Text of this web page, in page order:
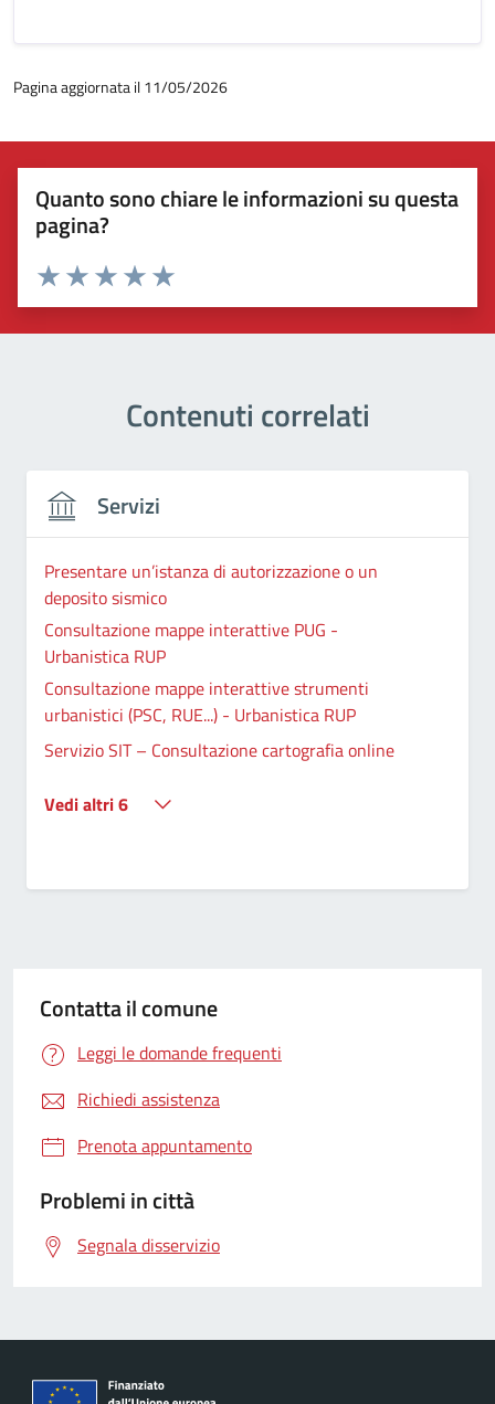
Pagina aggiornata il 11/05/2026
Quanto sono chiare le informazioni su questa
pagina?
Valuta 5 stelle su 5
Valuta 4 stelle su 5
Valuta 3 stelle su 5
Valuta 2 stelle su 5
Valuta 1 stelle su 5
Contenuti correlati
Servizi
Presentare un’istanza di autorizzazione o un
deposito sismico
Consultazione mappe interattive PUG -
Urbanistica RUP
Consultazione mappe interattive strumenti
urbanistici (PSC, RUE...) - Urbanistica RUP
Servizio SIT – Consultazione cartografia online
Vedi altri 6
Contatta il comune
Leggi le domande frequenti
Richiedi assistenza
Prenota appuntamento
Problemi in città
Segnala disservizio